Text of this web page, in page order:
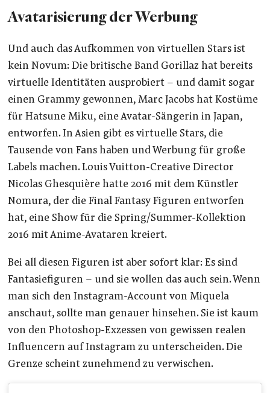
Avatarisierung der Werbung
Und auch das Aufkommen von virtuellen Stars ist
kein Novum: Die britische Band Gorillaz hat bereits
virtuelle Identitäten ausprobiert – und damit sogar
einen Grammy gewonnen, Marc Jacobs hat Kostüme
für Hatsune Miku, eine Avatar-Sängerin in Japan,
entworfen. In Asien gibt es virtuelle Stars, die
Tausende von Fans haben und Werbung für große
Labels machen. Louis Vuitton-Creative Director
Nicolas Ghesquière hatte 2016 mit dem Künstler
Nomura, der die Final Fantasy Figuren entworfen
hat, eine Show für die Spring/Summer-Kollektion
2016 mit Anime-Avataren kreiert.
Bei all diesen Figuren ist aber sofort klar: Es sind
Fantasiefiguren – und sie wollen das auch sein. Wenn
man sich den Instagram-Account von Miquela
anschaut, sollte man genauer hinsehen. Sie ist kaum
von den Photoshop-Exzessen von gewissen realen
Influencern auf Instagram zu unterscheiden. Die
Grenze scheint zunehmend zu verwischen.